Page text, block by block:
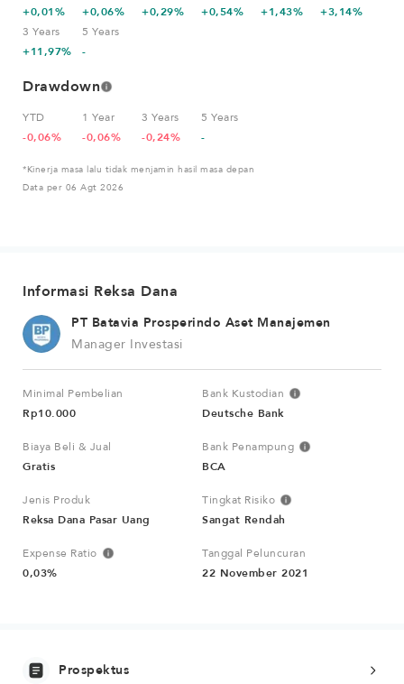
+0,01%
+0,06%
+0,29%
+0,54%
+1,43%
+3,14%
3 Years
+11,97%
5 Years
-
Drawdown
YTD
-0,06%
1 Year
-0,06%
3 Years
-0,24%
5 Years
-
*Kinerja masa lalu tidak menjamin hasil masa depan
Data per 06 Agt 2026
Informasi Reksa Dana
Manager Investasi
PT Batavia Prosperindo Aset Manajemen
Minimal Pembelian
Rp10.000
Bank Kustodian
Deutsche Bank
Biaya Beli & Jual
Gratis
Bank Penampung
BCA
Jenis Produk
Reksa Dana Pasar Uang
Tingkat Risiko
Sangat Rendah
Expense Ratio
0,03%
Tanggal Peluncuran
22 November 2021
Prospektus